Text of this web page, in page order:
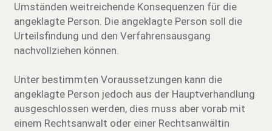
Umständen weitreichende Konsequenzen für die
angeklagte Person. Die angeklagte Person soll die
Urteilsfindung und den Verfahrensausgang
nachvollziehen können.
Unter bestimmten Voraussetzungen kann die
angeklagte Person jedoch aus der Hauptverhandlung
ausgeschlossen werden, dies muss aber vorab mit
einem Rechtsanwalt oder einer Rechtsanwältin